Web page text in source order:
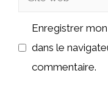
Enregistrer
dans le
commentaire.